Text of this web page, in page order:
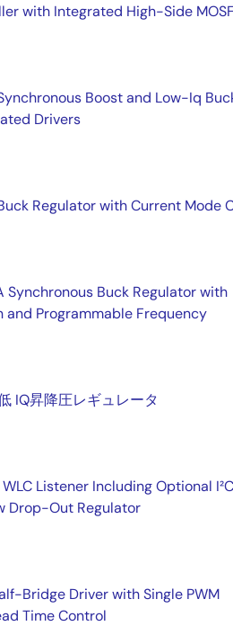
with Integrated High-Side
Boost and Low-Iq
Drivers
Regulator with Current Mode
Synchronous Buck Regulator with
and Programmable Frequency
IQ昇降圧レギュレータ
Listener Including Optional I²C
Drop-Out Regulator
Bridge Driver with Single PWM
Time Control